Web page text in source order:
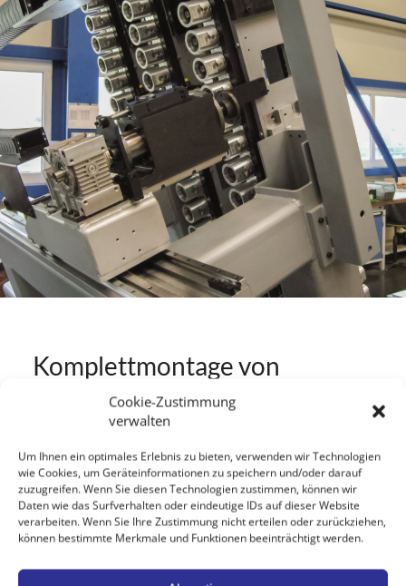
Cookie-Zustimmung
verwalten
Um Ihnen ein optimales Erlebnis zu bieten, verwenden wir Technologien
wie Cookies, um Geräteinformationen zu speichern und/oder darauf
zuzugreifen. Wenn Sie diesen Technologien zustimmen, können wir
Daten wie das Surfverhalten oder eindeutige IDs auf dieser Website
verarbeiten. Wenn Sie Ihre Zustimmung nicht erteilen oder zurückziehen,
können bestimmte Merkmale und Funktionen beeinträchtigt werden.
Komplettmontage von
Werkzeugwechsel-Systemen